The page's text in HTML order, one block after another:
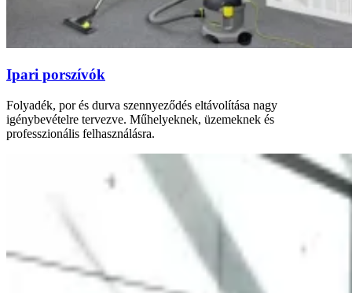
Ipari porszívók
Folyadék, por és durva szennyeződés eltávolítása nagy
igénybevételre tervezve. Műhelyeknek, üzemeknek és
professzionális felhasználásra.